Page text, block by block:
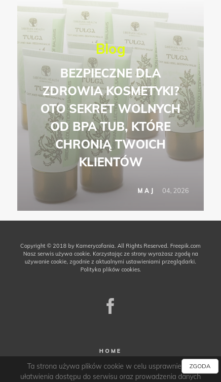
Ta strona używa plików cookie w celu usprawnienia i
ułatwienia dostępu do serwisu oraz prowadzenia danych
ZGODA
Blog
BEZPIECZNE DLA
ZDROWIA KOSMETYKI?
OTO SEKRET WOLNYCH
OD BPA TUB, KTÓRE
CHRONIĄ TWOICH
KLIENTÓW
MAJ 04, 2026
Copyright © 2018 by Kamerycofania. All Rights Reserved. Freepik.com
Nasz serwis używa cookie. Korzystając ze strony wyrażasz zgodę na
używanie cookie, zgodnie z aktualnymi ustawieniami przeglądarki.
Polityka plików cookies.
HOME
WSPÓŁPRACA